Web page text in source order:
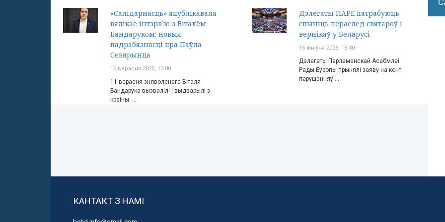
«Салідарнасць» апублікавала
вялікае інтэрв’ю з Віталём
Бандаруком: новыя
падрабязнасці пра Паўла
Севярынца
16 верасня 2025, 13:00
11 верасня зняволенага Віталя
Бандарука вызвалілі і выдварылі з
краіны. ...
Дэлегаты ПАРЕ патрабуюць
спыніць пераслед святароў і
вернікаў у Беларусі
15 жніўня 2025, 15:30
Дэлегаты Парламенскай Асабмлеі
Рады Еўропы прынялі заяву на конт
парушэнняў ...
КАНТАКТ З НАМІ